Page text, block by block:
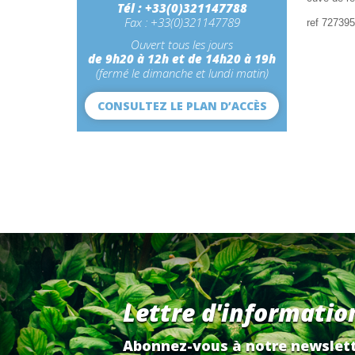
ref
Tél : +33(0)321147788
Fax : +33(0)321147789
Ouvert tous les jours
de 9h20 à 12h et de 14h20 à 19h
(fermé le dimanche et lundi matin)
CONSULTEZ LE PLAN D’ACCÈS
Lettre
Abonnez-vous à notre